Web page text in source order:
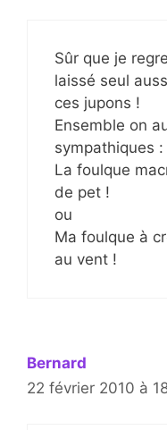
Sûr que je
laissé seul
ces jupons !
Ensemble on
sympathiques :
La foulque
de pet !
ou
Ma foulque à
au vent !
Bernard
22 février 2010 à